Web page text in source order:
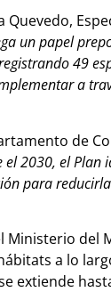
Quevedo,
un papel
49
a
de
2030, el
para
Ministerio del
a lo
extiende